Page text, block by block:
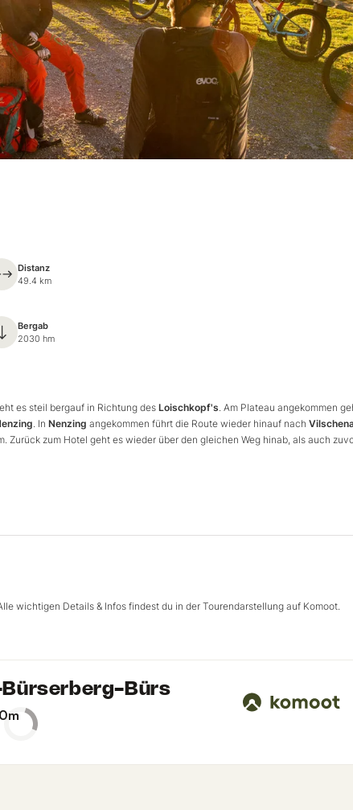
Distanz
49.4 km
Bergab
2030 hm
es steil bergauf in Richtung des Loischkopf's . Am Plateau angekommen
. In Nenzing angekommen führt die Route wieder hinauf nach
Zurück zum Hotel geht es wieder über den gleichen Weg hinab, als auch
wichtigen Details & Infos findest du in der Tourendarstellung auf Komoot.